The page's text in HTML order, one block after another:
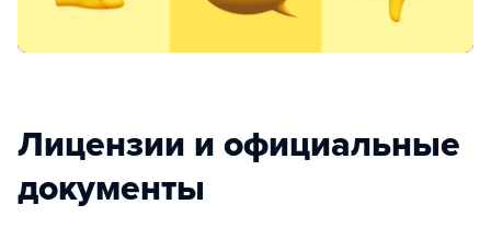
Лицензии и официальные
документы